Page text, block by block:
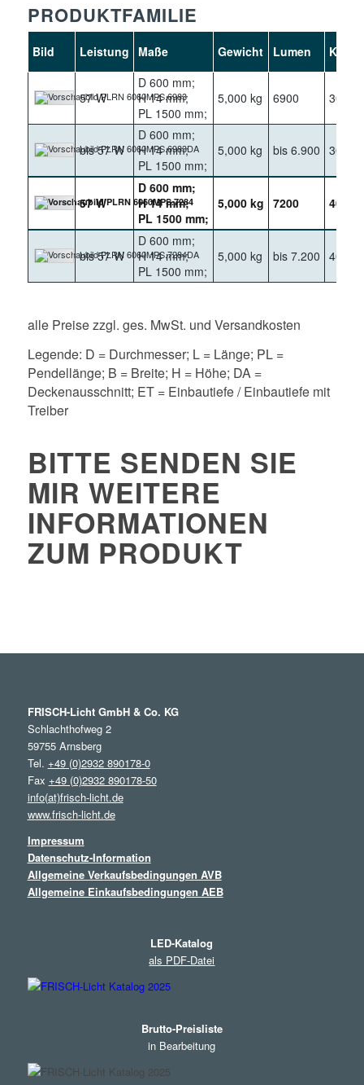
PRODUKTFAMILIE
Bild Leistung Maße Gewicht Lumen Kelvin
57 W
D 600 mm;
H 14 mm;
PL 1500 mm;
5,000 kg 6900 3000
bis 57 W
D 600 mm;
H 14 mm;
PL 1500 mm;
5,000 kg bis 6.900 3000
57 W
D 600 mm;
H 14 mm;
PL 1500 mm;
5,000 kg 7200 4000
bis 57 W
D 600 mm;
H 14 mm;
PL 1500 mm;
5,000 kg bis 7.200 4000
alle Preise zzgl. ges. MwSt. und Versandkosten
Legende: D = Durchmesser; L = Länge; PL =
Pendellänge; B = Breite; H = Höhe; DA =
Deckenausschnitt; ET = Einbautiefe / Einbautiefe mit
Treiber
BITTE SENDEN SIE
MIR WEITERE
INFORMATIONEN
ZUM PRODUKT
FRISCH-Licht GmbH & Co. KG
Schlachthofweg 2
59755 Arnsberg
Tel. +49 (0)2932 890178-0
Fax +49 (0)2932 890178-50
info(at)frisch-licht.de
www.frisch-licht.de
Impressum
Datenschutz-Information
Allgemeine Verkaufsbedingungen AVB
Allgemeine Einkaufsbedingungen AEB
LED-Katalog
als PDF-Datei
Brutto-Preisliste
in Bearbeitung